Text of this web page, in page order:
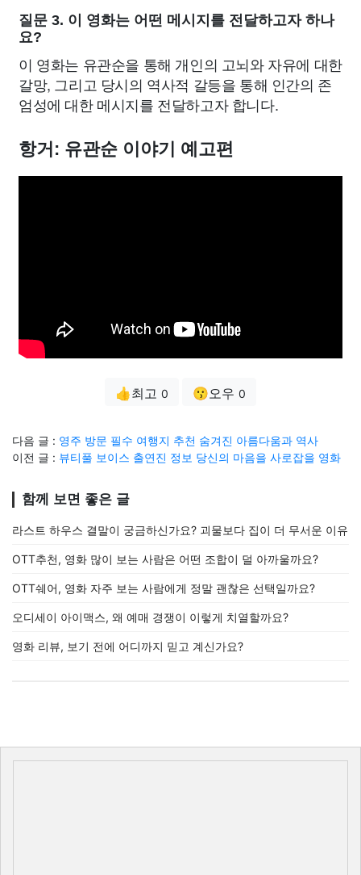
질문 3. 이 영화는 어떤 메시지를 전달하고자 하나
요?
이 영화는 유관순을 통해 개인의 고뇌와 자유에 대한
갈망, 그리고 당시의 역사적 갈등을 통해 인간의 존
엄성에 대한 메시지를 전달하고자 합니다.
항거: 유관순 이야기 예고편
👍최고 0 😗오우 0
다음 글 : 영주 방문 필수 여행지 추천 숨겨진 아름다움과 역사
이전 글 : 뷰티풀 보이스 출연진 정보 당신의 마음을 사로잡을 영화
함께 보면 좋은 글
라스트 하우스 결말이 궁금하신가요? 괴물보다 집이 더 무서운 이유
OTT추천, 영화 많이 보는 사람은 어떤 조합이 덜 아까울까요?
OTT쉐어, 영화 자주 보는 사람에게 정말 괜찮은 선택일까요?
오디세이 아이맥스, 왜 예매 경쟁이 이렇게 치열할까요?
영화 리뷰, 보기 전에 어디까지 믿고 계신가요?